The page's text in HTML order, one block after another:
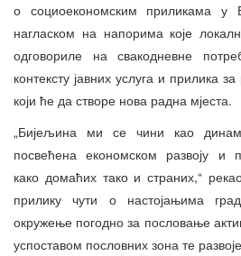
о социоекономским приликама у
нагласком на напорима које
одговориле на свакодневне
контексту јавних услуга и прилика
који ће да створе нова радна мјеста.
„Бијељина ми се чини као
посвећена економском развоју и
како домаћих тако и страних,“
прилику чути о настојањима
окружење погодно за пословање
успоставом пословних зона те